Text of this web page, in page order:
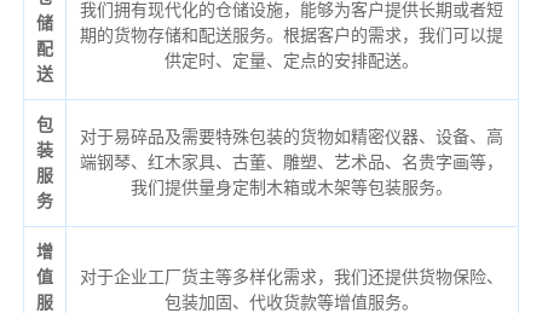
储
配
送
我们拥有现代化的仓储设施，能够为客户提供长期或者短
期的货物存储和配送服务。根据客户的需求，我们可以提
供定时、定量、定点的安排配送。
包
装
服
务
对于易碎品及需要特殊包装的货物如精密仪器、设备、高
端钢琴、红木家具、古董、雕塑、艺术品、名贵字画等，
我们提供量身定制木箱或木架等包装服务。
增
值
服
对于企业工厂货主等多样化需求，我们还提供货物保险、
包装加固、代收货款等增值服务。